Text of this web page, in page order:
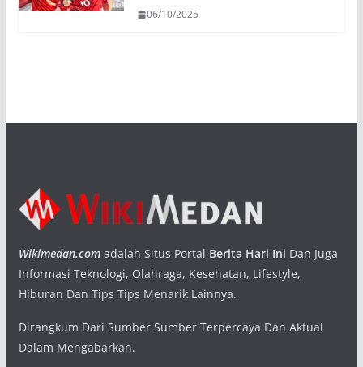
06/10/2025
Wikimedan.comadalah Situs Portal Berita Hari Ini Dan Juga
Informasi Teknologi, Olahraga, Kesehatan, Lifestyle,
Hiburan Dan Tips Tips Menarik Lainnya.
Dirangkum Dari Sumber Sumber Terpercaya Dan Aktual
Dalam Mengabarkan.